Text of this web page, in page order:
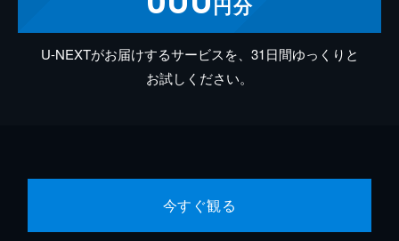
U-NEXTがお届けするサービスを、31日間ゆっくりと
お試しください。
今すぐ観る